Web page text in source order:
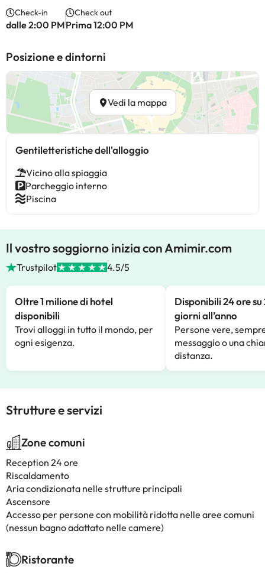
Check-in
dalle 2:00 PM
Check out
Prima 12:00 PM
Posizione e dintorni
Vedi la mappa
Gentiletteristiche dell'alloggio
Vicino alla spiaggia
Parcheggio interno
Piscina
Il vostro soggiorno inizia con Amimir.com
Trustpilot 4.5/5
Oltre 1 milione di hotel
disponibili
Trovi alloggi in tutto il mondo, per
ogni esigenza.
Disponibili 24 ore su
giorni all’anno
Persone vere,
messaggio o una
distanza.
Strutture e servizi
Zone comuni
Reception 24 ore
Riscaldamento
Aria condizionata nelle strutture principali
Ascensore
Accesso per persone con mobilità ridotta nelle aree comuni
(nessun bagno adattato nelle camere)
Ristorante